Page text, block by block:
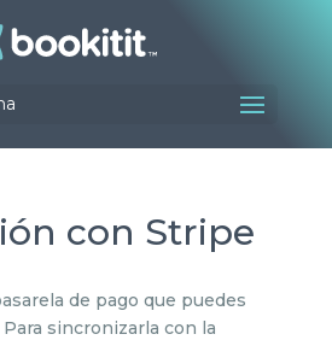
con Stripe
de pago que puedes
sincronizarla con la